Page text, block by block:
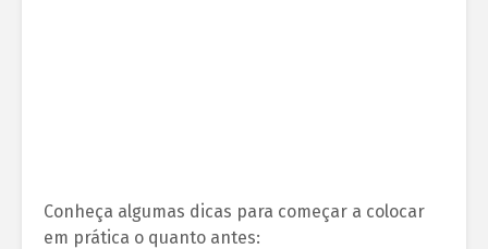
Conheça algumas dicas para começar a colocar
em prática o quanto antes: